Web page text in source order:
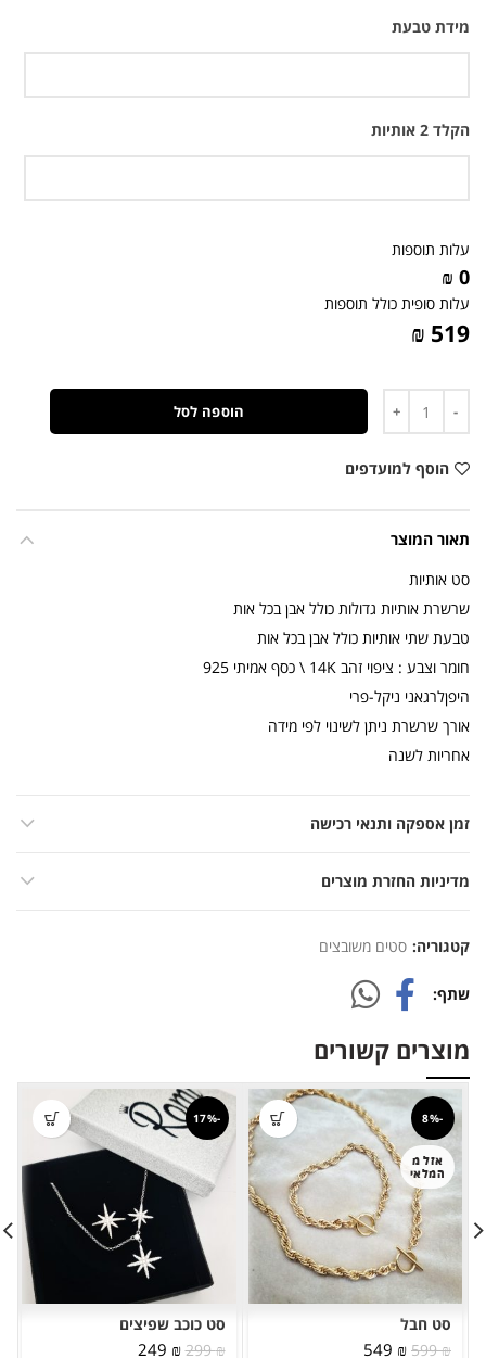
מידת טבעת
הקלד 2 אותיות
עלות תוספות
0 ₪
עלות סופית כולל תוספות
519 ₪
הוספה לסל
הוסף למועדפים
תאור המוצר
סט אותיות
שרשרת אותיות גדולות כולל אבן בכל אות
טבעת שתי אותיות כולל אבן בכל אות
חומר וצבע : ציפוי זהב 14K \ כסף אמיתי 925
היפןלרגאני ניקל-פרי
אורך שרשרת ניתן לשינוי לפי מידה
אחריות לשנה
זמן אספקה ותנאי רכישה
מדיניות החזרת מוצרים
קטגוריה: סטים משובצים
שתף
מוצרים קשורים
-8%
אזל מ
המלאי
סט חבל
599₪
המחיר
549 ₪
-17%
סט כוכב שפיצים
299₪
המחיר
249 ₪